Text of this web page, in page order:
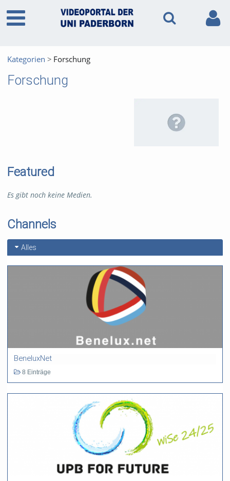
Kategorien Forschung
Forschung
Featured
Es gibt noch keine Medien.
Channels
Alles
BeneluxNet
8 Einträge